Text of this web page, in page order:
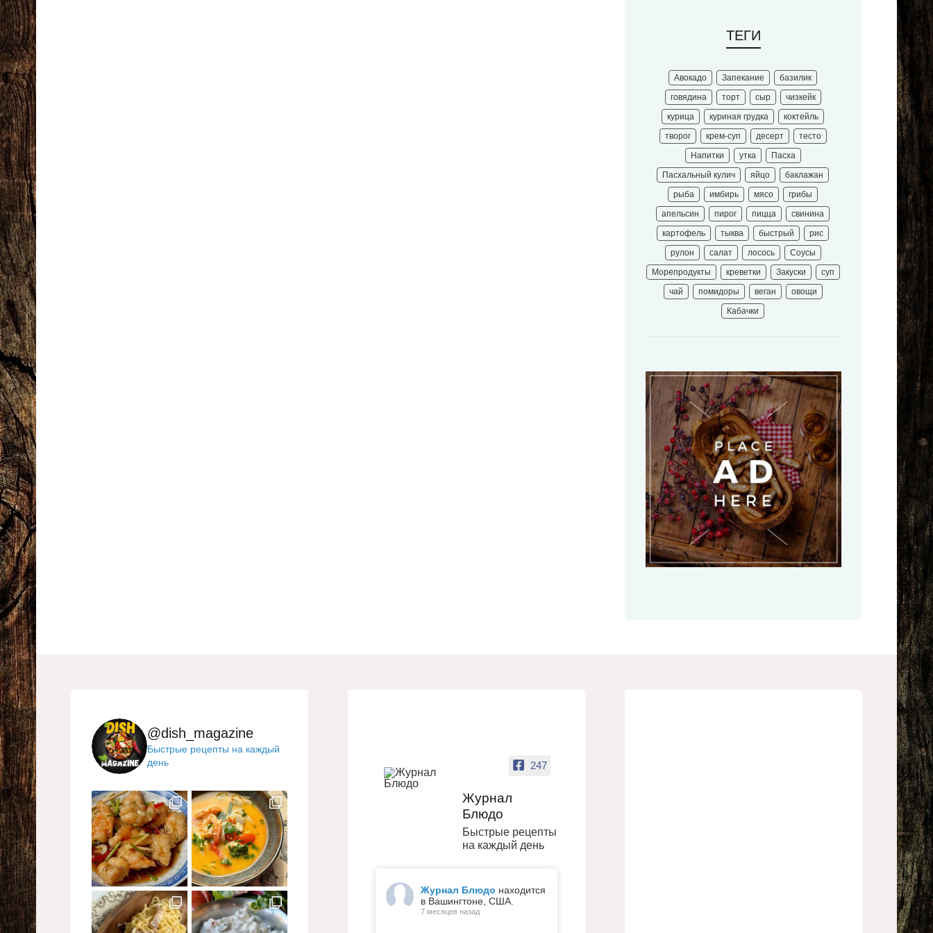
ТЕГИ
Авокадо Запекание
базилик
говядина
торт сыр
чизкейк
курица
куриная грудка
коктейль
творог
крем-суп десерт
тесто
Напитки
утка
Пасха
Пасхальный кулич
яйцо
баклажан
рыба
имбирь мясо
грибы
апельсин
пирог пицца
свинина
картофель
тыква быстрый
рис
рулон
салат лосось
Соусы
Морепродукты
креветки Закуски
суп
чай
помидоры веган
овощи
Кабачки
@dish_magazine
Быстрые рецепты на каждый
день
247
Журнал
Блюдо
Быстрые рецепты
на каждый день
Журнал Блюдо находится
в Вашингтоне, США.
7 месяцев назад